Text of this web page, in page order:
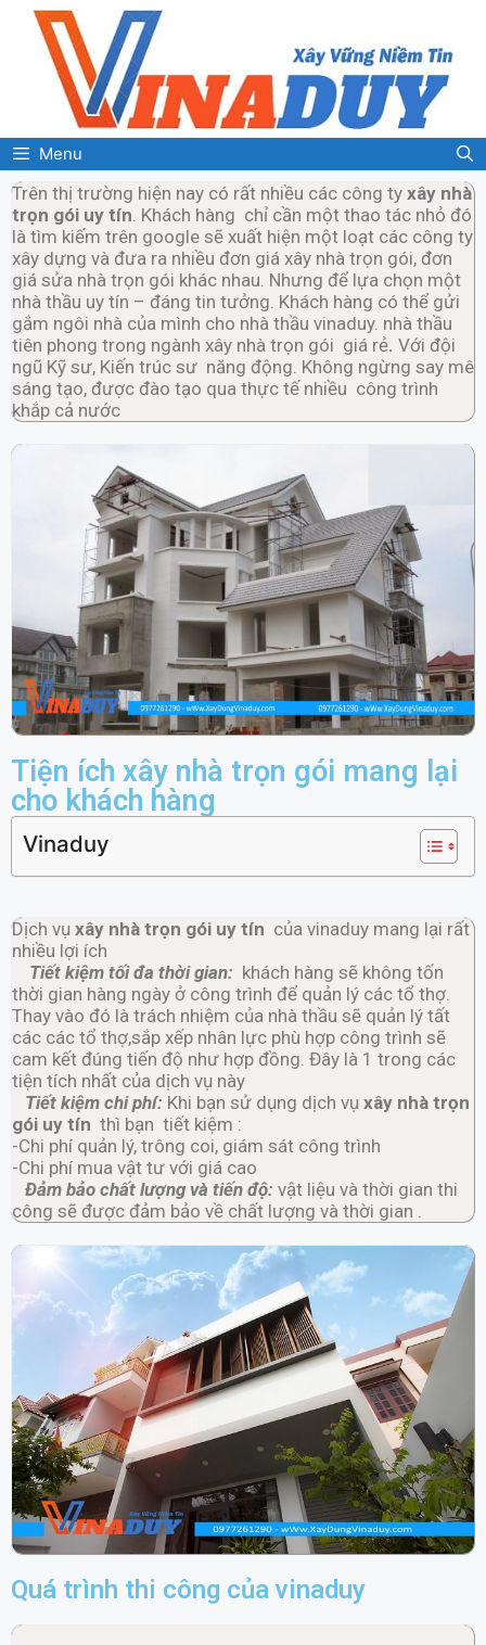
Menu
Trên thị trường hiện nay có rất nhiều các công ty xây nhà
trọn gói uy tín. Khách hàng chỉ cần một thao tác nhỏ đó
là tìm kiếm trên google sẽ xuất hiện một loạt các công ty
xây dựng và đưa ra nhiều đơn giá xây nhà trọn gói, đơn
giá sửa nhà trọn gói khác nhau. Nhưng để lựa chọn một
nhà thầu uy tín – đáng tin tưởng. Khách hàng có thể gửi
gắm ngôi nhà của mình cho nhà thầu vinaduy. nhà thầu
tiên phong trong ngành xây nhà trọn gói giá rẻ. Với đội
ngũ Kỹ sư, Kiến trúc sư năng động. Không ngừng say mê
sáng tạo, được đào tạo qua thực tế nhiều công trình
khắp cả nước
Tiện ích xây nhà trọn gói mang lại
cho khách hàng
Vinaduy
Dịch vụ xây nhà trọn gói uy tín của vinaduy mang lại rất
nhiều lợi ích
Tiết kiệm tối đa thời gian: khách hàng sẽ không tốn
thời gian hàng ngày ở công trình để quản lý các tổ thợ.
Thay vào đó là trách nhiệm của nhà thầu sẽ quản lý tất
các các tổ thợ,sắp xếp nhân lực phù hợp công trình sẽ
cam kết đúng tiến độ như hợp đồng. Đây là 1 trong các
tiện tích nhất của dịch vụ này
Tiết kiệm chi phí: Khi bạn sử dụng dịch vụ xây nhà trọn
gói uy tín thì bạn tiết kiệm :
-Chi phí quản lý, trông coi, giám sát công trình
-Chi phí mua vật tư với giá cao
Đảm bảo chất lượng và tiến độ: vật liệu và thời gian thi
công sẽ được đảm bảo về chất lượng và thời gian .
Quá trình thi công của vinaduy